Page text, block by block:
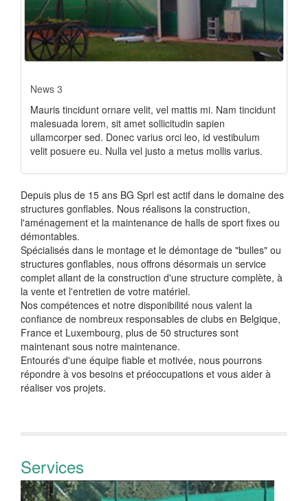
News 3
Mauris tincidunt ornare velit, vel mattis mi. Nam tincidunt
malesuada lorem, sit amet sollicitudin sapien
ullamcorper sed. Donec varius orci leo, id vestibulum
velit posuere eu. Nulla vel justo a metus mollis varius.
Depuis plus de 15 ans BG Sprl est actif dans le domaine des
structures gonflables. Nous réalisons la construction,
l'aménagement et la maintenance de halls de sport fixes ou
démontables.
Spécialisés dans le montage et le démontage de "bulles" ou
structures gonflables, nous offrons désormais un service
complet allant de la construction d'une structure complète, à
la vente et l'entretien de votre matériel.
Nos compétences et notre disponibilité nous valent la
confiance de nombreux responsables de clubs en Belgique,
France et Luxembourg, plus de 50 structures sont
maintenant sous notre maintenance.
Entourés d'une équipe fiable et motivée, nous pourrons
répondre à vos besoins et préoccupations et vous aider à
réaliser vos projets.
Services